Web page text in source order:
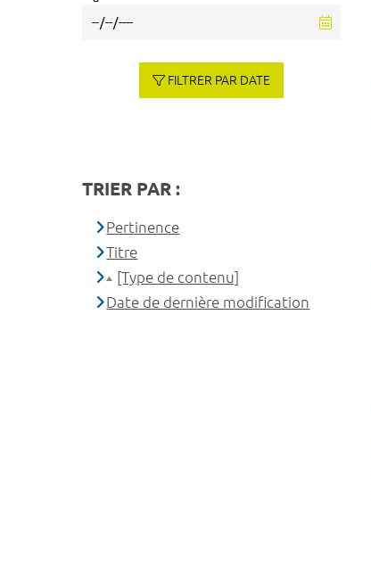
FILTRER PAR DATE
TRIER PAR :
Pertinence
Titre
[Type de contenu]
Date de dernière modification